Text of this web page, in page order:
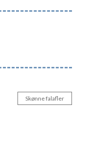
Skønne falafler